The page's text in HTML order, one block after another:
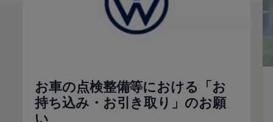
お車の点検整備等における「お
持ち込み・お引き取り」のお願
い